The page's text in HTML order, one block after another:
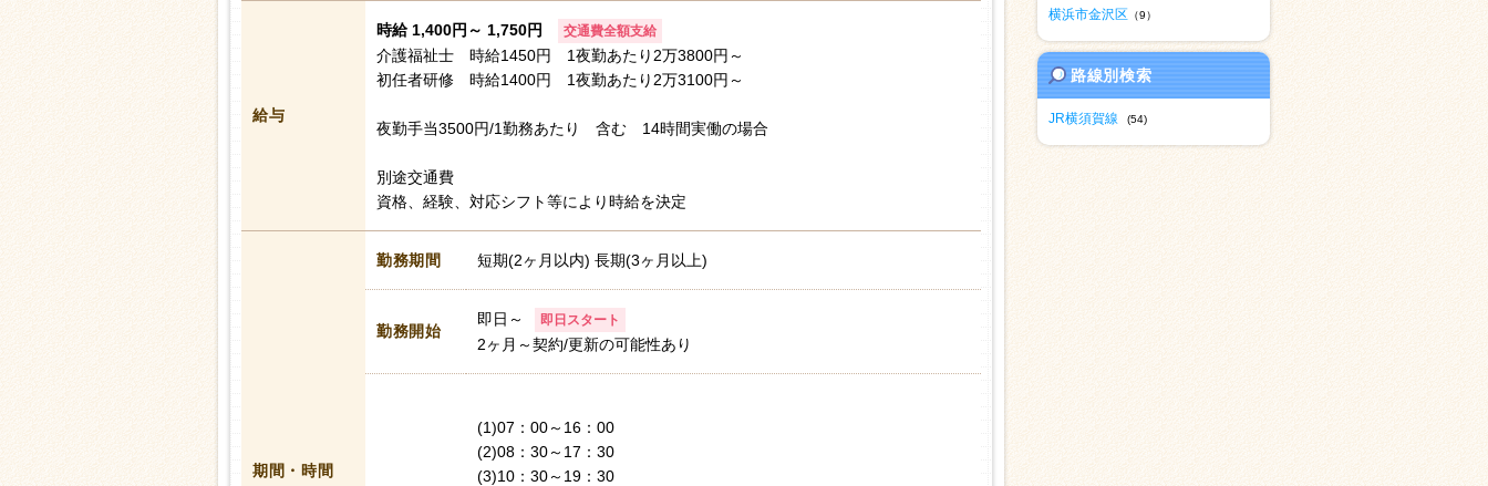
給与
時給 1,400円～ 1,750円 交通費全額支給
介護福祉士 時給1450円 1夜勤あたり2万3800円～
初任者研修 時給1400円 1夜勤あたり2万3100円～
夜勤手当3500円/1勤務あたり 含む 14時間実働の場合
別途交通費
資格、経験、対応シフト等により時給を決定
期間・時間
勤務期間 短期(2ヶ月以内) 長期(3ヶ月以上)
勤務開始
即日～ 即日スタート
2ヶ月～契約/更新の可能性あり
(1)07：00～16：00
(2)08：30～17：30
(3)10：30～19：30
横浜市金沢区 （9）
路線別検索
JR横須賀線 (54)